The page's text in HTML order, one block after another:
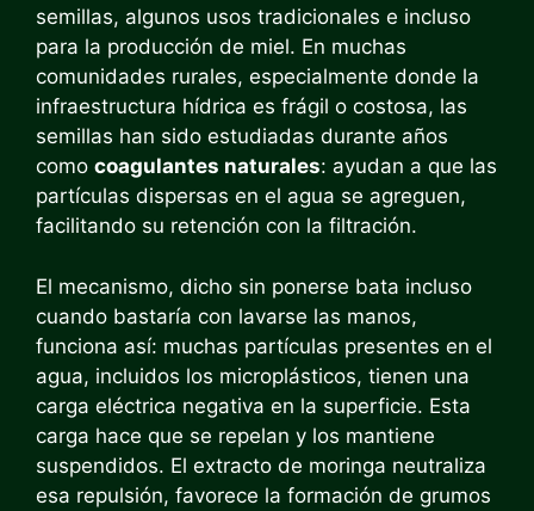
semillas, algunos usos tradicionales e incluso
para la producción de miel. En muchas
comunidades rurales, especialmente donde la
infraestructura hídrica es frágil o costosa, las
semillas han sido estudiadas durante años
como coagulantes naturales: ayudan a que las
partículas dispersas en el agua se agreguen,
facilitando su retención con la filtración.
El mecanismo, dicho sin ponerse bata incluso
cuando bastaría con lavarse las manos,
funciona así: muchas partículas presentes en el
agua, incluidos los microplásticos, tienen una
carga eléctrica negativa en la superficie. Esta
carga hace que se repelan y los mantiene
suspendidos. El extracto de moringa neutraliza
esa repulsión, favorece la formación de grumos